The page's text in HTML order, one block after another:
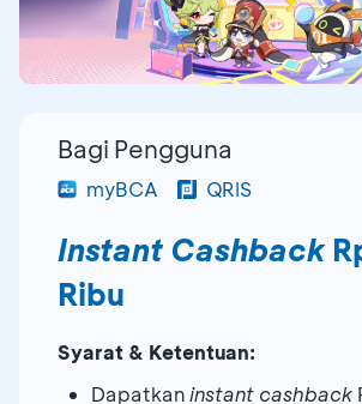
Bagi Pengguna
myBCA QRIS
Instant Cashback
Ribu
Syarat & Ketentuan:
Dapatkaninstant cashback